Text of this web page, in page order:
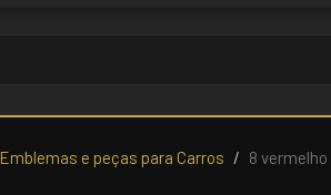
Emblemas e peças para Carros 8